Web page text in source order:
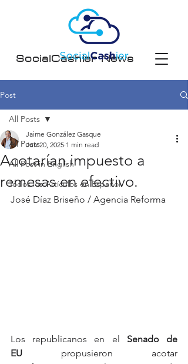
SocialCashier News
Post
All Posts
All Post in English
Todos los Artículos en Español
All Posts
Acotarían impuesto a
remesas en efectivo.
Jaime González Gasque
Jun 20, 2025 1 min read
José Díaz Briseño / Agencia Reforma
Los republicanos en el Senado de
EU propusieron acotar